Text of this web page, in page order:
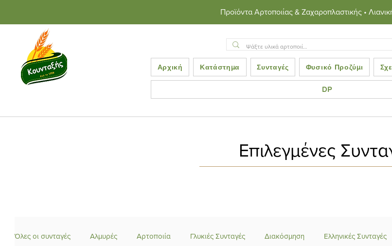
Προϊόντα Αρτοποιίας & Ζαχαροπλαστικής •
Αρχική Κατάστημα Συνταγές Φυσικό Προζύμι
DP
Επιλεγμένες
Όλες οι συνταγές Αλμυρές Αρτοποιία Γλυκιές Συνταγές Διακόσμηση Ελληνικές Συνταγές